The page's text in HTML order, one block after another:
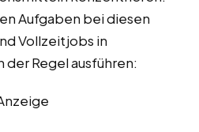
Aufgaben bei diesen
Vollzeitjobs in
Regel ausführen: